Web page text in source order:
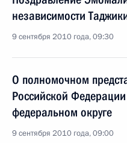
независимости
9 сентября 2010 года, 09:30
О полномочном
Российской
федеральном округе
9 сентября 2010 года, 09:00